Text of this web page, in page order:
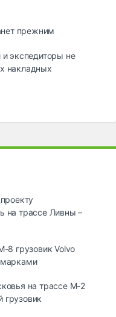
прежним
и экспедиторы не
накладных
на трассе Ливны –
8 грузовик Volvo
на трассе М-2